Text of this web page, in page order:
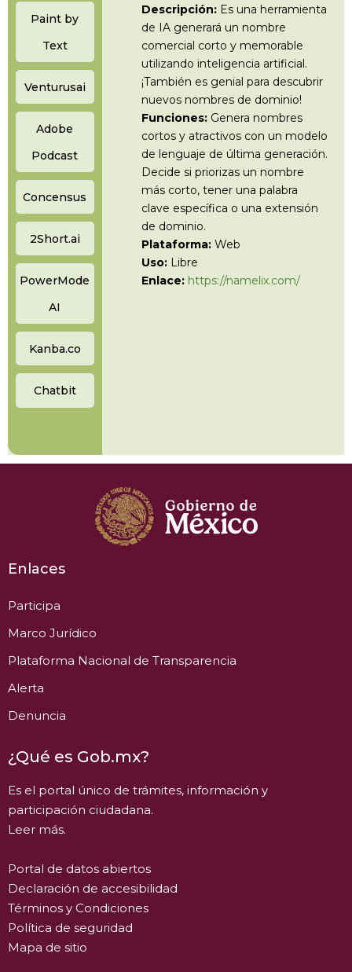
Paint by
Text
Venturusai
Adobe
Podcast
Concensus
2Short.ai
PowerMode
AI
Kanba.co
Chatbit
Descripción:Es una herramienta
de IA generará un nombre
comercial corto y memorable
utilizando inteligencia artificial.
¡También es genial para descubrir
nuevos nombres de dominio!
Funciones:Genera nombres
cortos y atractivos con un modelo
de lenguaje de última generación.
Decide si priorizas un nombre
más corto, tener una palabra
clave específica o una extensión
de dominio.
Plataforma:Web
Uso:Libre
Enlace: https://namelix.com/
Enlaces
Participa
Marco Jurídico
Plataforma Nacional de Transparencia
Alerta
Denuncia
¿Qué es Gob.mx?
Es el portal único de trámites, información y
participación ciudadana.
Leer más.
Portal de datos abiertos
Declaración de accesibilidad
Términos y Condiciones
Política de seguridad
Mapa de sitio